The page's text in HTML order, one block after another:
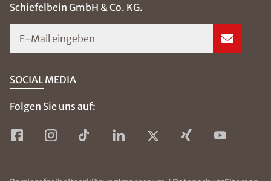
Schiefelbein GmbH & Co. KG.
E-Mail eingeben
SOCIAL MEDIA
Folgen Sie uns auf: